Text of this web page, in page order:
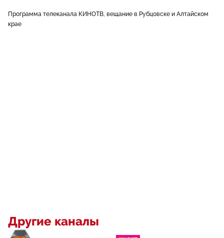
Программа телеканала КИНОТВ, вещание в Рубцовске и Алтайском
крае
Другие каналы